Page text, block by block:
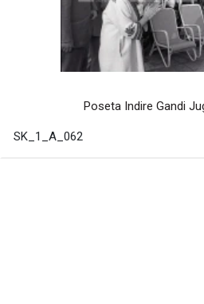
Poseta Indire Gandi
SK_1_A_062